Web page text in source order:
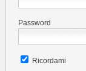
Password
Ricordami